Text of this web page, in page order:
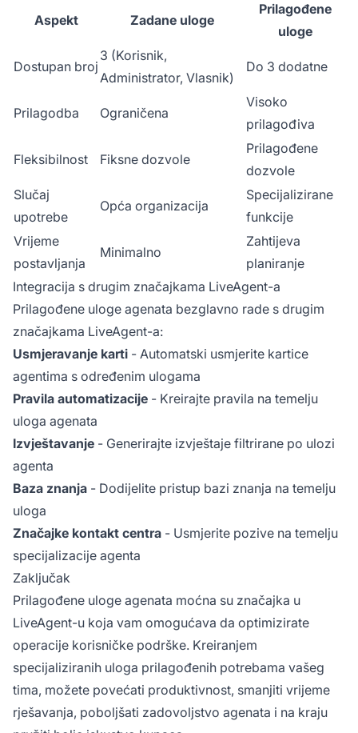
Aspekt Zadane uloge
Prilagođene
uloge
Dostupan broj
3 (Korisnik,
Administrator, Vlasnik)
Do 3 dodatne
Prilagodba Ograničena
Visoko
prilagođiva
Fleksibilnost Fiksne dozvole
Prilagođene
dozvole
Slučaj
upotrebe
Opća organizacija
Specijalizirane
funkcije
Vrijeme
postavljanja
Minimalno
Zahtijeva
planiranje
Integracija s drugim značajkama LiveAgent-a
Prilagođene uloge agenata bezglavno rade s drugim
značajkama LiveAgent-a:
Usmjeravanje karti - Automatski usmjerite kartice
agentima s određenim ulogama
Pravila automatizacije - Kreirajte pravila na temelju
uloga agenata
Izvještavanje - Generirajte izvještaje filtrirane po ulozi
agenta
Baza znanja - Dodijelite pristup bazi znanja na temelju
uloga
Značajke kontakt centra - Usmjerite pozive na temelju
specijalizacije agenta
Zaključak
Prilagođene uloge agenata moćna su značajka u
LiveAgent-u koja vam omogućava da optimizirate
operacije korisničke podrške. Kreiranjem
specijaliziranih uloga prilagođenih potrebama vašeg
tima, možete povećati produktivnost, smanjiti vrijeme
rješavanja, poboljšati zadovoljstvo agenata i na kraju